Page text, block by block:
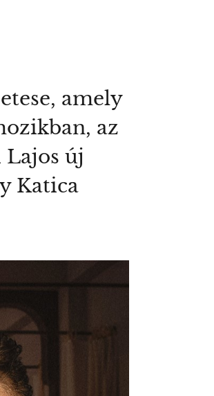
amely
az
új
Katica